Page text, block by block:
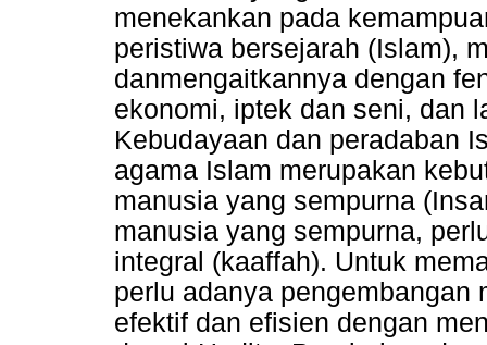
menekankan pada
peristiwa bersejarah (Islam),
danmengaitkannya dengan
ekonomi, iptek dan seni, dan
Kebudayaan dan peradaban
agama Islam merupakan
manusia yang sempurna
manusia yang sempurna,
integral (kaaffah). Untuk
perlu adanya pengembangan
efektif dan efisien dengan